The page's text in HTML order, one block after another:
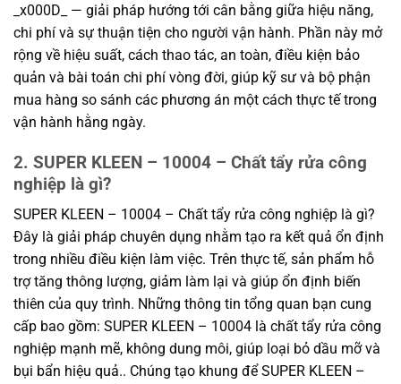
_x000D_ — giải pháp hướng tới cân bằng giữa hiệu năng,
chi phí và sự thuận tiện cho người vận hành. Phần này mở
rộng về hiệu suất, cách thao tác, an toàn, điều kiện bảo
quản và bài toán chi phí vòng đời, giúp kỹ sư và bộ phận
mua hàng so sánh các phương án một cách thực tế trong
vận hành hằng ngày.
2. SUPER KLEEN – 10004 – Chất tẩy rửa công
nghiệp là gì?
SUPER KLEEN – 10004 – Chất tẩy rửa công nghiệp là gì?
Đây là giải pháp chuyên dụng nhằm tạo ra kết quả ổn định
trong nhiều điều kiện làm việc. Trên thực tế, sản phẩm hỗ
trợ tăng thông lượng, giảm làm lại và giúp ổn định biến
thiên của quy trình. Những thông tin tổng quan bạn cung
cấp bao gồm: SUPER KLEEN – 10004 là chất tẩy rửa công
nghiệp mạnh mẽ, không dung môi, giúp loại bỏ dầu mỡ và
bụi bẩn hiệu quả.. Chúng tạo khung để SUPER KLEEN –